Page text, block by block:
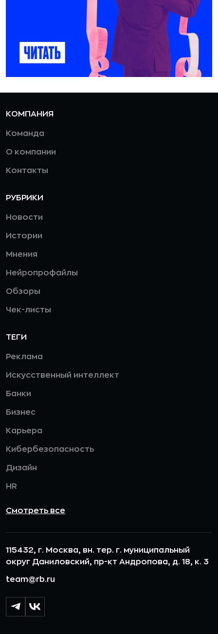
КОМПАНИЯ
Команда
О компании
Контакты
РУБРИКИ
Новости
Истории
Мнения
Нейропрофайлы
Обзоры
Чек-листы
ТЕГИ
Реклама
Искусственный интеллект
Банки
Бизнес
Карьера
Кибербезопасность
Дизайн
HR
Смотреть все
115432, г. Москва, вн. тер. г. муниципальный
округ Даниловский, пр-кт Андропова, д. 18, к. 3
team@rb.ru